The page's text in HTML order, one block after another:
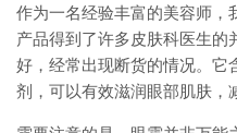
作为一名经验丰富的美容师，
产品得到了许多皮肤科医生的
好，经常出现断货的情况。它
剂，可以有效滋润眼部肌肤，